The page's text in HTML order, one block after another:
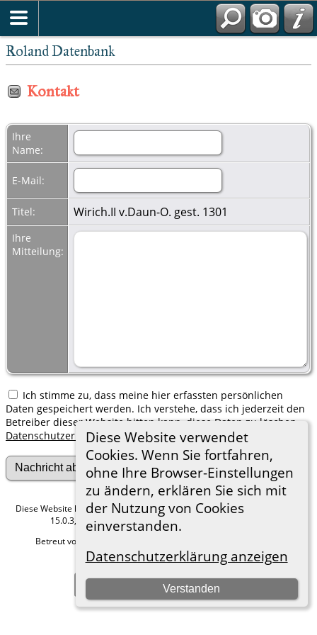
Roland Datenbank
Diese Website verwendet
Cookies. Wenn Sie fortfahren,
ohne Ihre Browser-Einstellungen
zu ändern, erklären Sie sich mit
der Nutzung von Cookies
einverstanden.
Datenschutzerklärung anzeigen
Verstanden
Kontakt
Ihre
Name:
E-Mail:
Titel: Wirich.II v.Daun-O. gest. 1301
Ihre
Mitteilung:
Ich stimme zu, dass meine hier erfassten persönlichen
Daten gespeichert werden. Ich verstehe, dass ich jederzeit den
Betreiber dieser Website bitten kann, diese Daten zu löschen.
Datenschutzerklärung
Diese Website läuft mit The Next Generation of Genealogy Sitebuilding
15.0.3, programmiert von Darrin Lythgoe © 2001-2026.
Betreut von
Hier geht es zum Impressum
Zur Desktop-Webseite wechseln